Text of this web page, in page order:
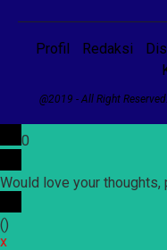
Profil Redaksi
@2019 - All Right
0
Would love your thoughts,
()
x